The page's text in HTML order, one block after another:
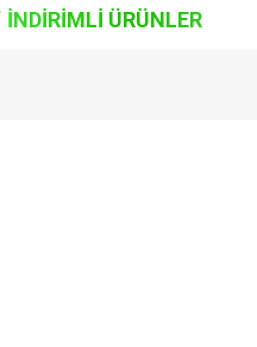
İNDIRIMLI ÜRÜNLER